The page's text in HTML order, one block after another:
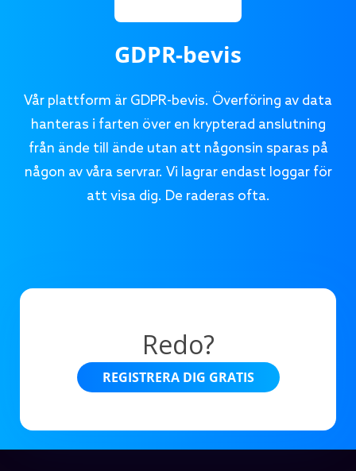
GDPR-bevis
Vår plattform är GDPR-bevis. Överföring av data
hanteras i farten över en krypterad anslutning
från ände till ände utan att någonsin sparas på
någon av våra servrar. Vi lagrar endast loggar för
att visa dig. De raderas ofta.
Redo?
REGISTRERA DIG GRATIS